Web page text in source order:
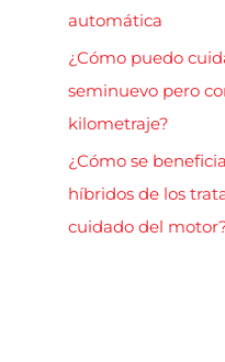
automática
¿Cómo puedo
seminuevo pero
kilometraje?
¿Cómo se
híbridos de los
cuidado del